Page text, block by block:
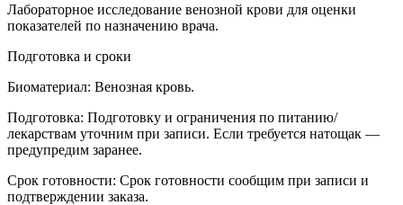
Лабораторное исследование венозной крови для оценки
показателей по назначению врача.
Подготовка и сроки
Биоматериал: Венозная кровь.
Подготовка: Подготовку и ограничения по питанию/
лекарствам уточним при записи. Если требуется натощак —
предупредим заранее.
Срок готовности: Срок готовности сообщим при записи и
подтверждении заказа.